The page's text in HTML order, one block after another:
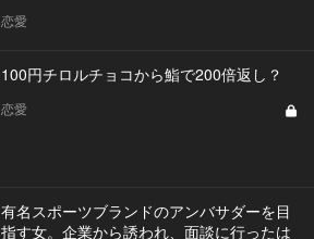
恋愛
100円チロルチョコから鮨で200倍返し？
恋愛
有名スポーツブランドのアンバサダーを目
指す女。企業から誘われ、面談に行ったは